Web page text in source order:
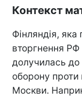
Контекст
Фінляндія,
вторгнення РФ
долучилась
оборону
Москви.